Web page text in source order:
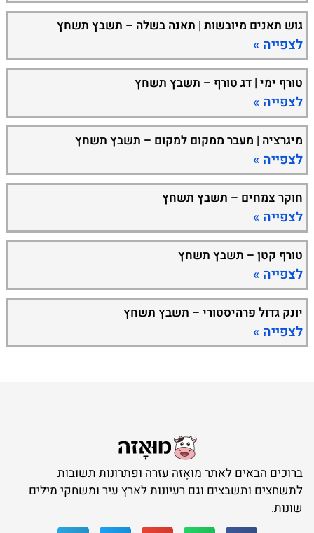
גוש תאנים מיובשות | תאנה בשלה – תשבץ תשחץ
לצפייה »
טורף ימי | דג טורף – תשבץ תשחץ
לצפייה »
מיגרציה | מעבר ממקום למקום – תשבץ תשחץ
לצפייה »
חוקר צמחים – תשבץ תשחץ
לצפייה »
טורף קטן – תשבץ תשחץ
לצפייה »
יונק גדול פרהיסטורי – תשבץ תשחץ
לצפייה »
ברוכים הבאים לאתר מוּאָזה עזרה ופתרונות תשובות
לתשחצים ותשבצים וגם רעיונות לארץ עיר ומשחקי מילים
שונות.